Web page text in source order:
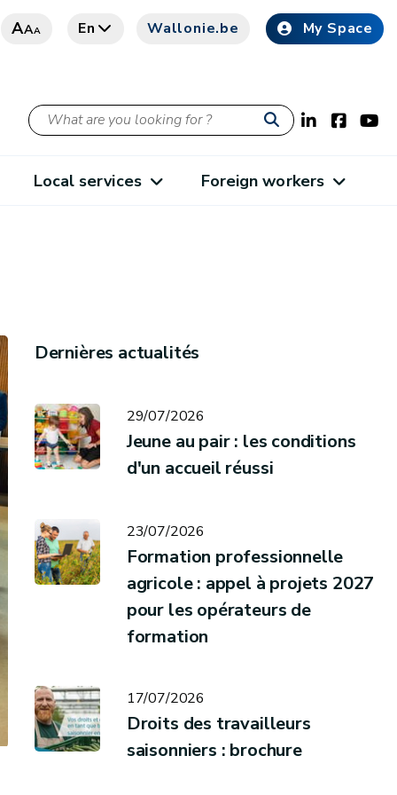
AAA En Wallonie.be My Space
Local services Foreign workers
Dernières actualités
29/07/2026
Jeune au pair : les conditions
d'un accueil réussi
23/07/2026
Formation professionnelle
agricole : appel à projets 2027
pour les opérateurs de
formation
17/07/2026
Droits des travailleurs
saisonniers : brochure